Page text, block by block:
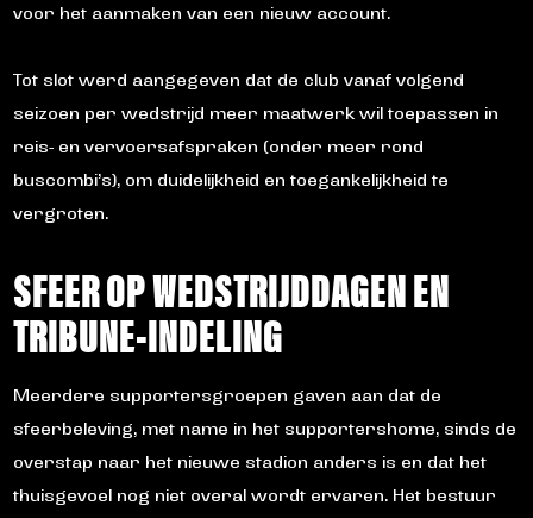
voor het aanmaken van een nieuw account.
Tot slot werd aangegeven dat de club vanaf volgend
seizoen per wedstrijd meer maatwerk wil toepassen in
reis- en vervoersafspraken (onder meer rond
buscombi’s), om duidelijkheid en toegankelijkheid te
vergroten.
SFEER OP WEDSTRIJDDAGEN EN
TRIBUNE-INDELING
Meerdere supportersgroepen gaven aan dat de
sfeerbeleving, met name in het supportershome, sinds de
overstap naar het nieuwe stadion anders is en dat het
thuisgevoel nog niet overal wordt ervaren. Het bestuur